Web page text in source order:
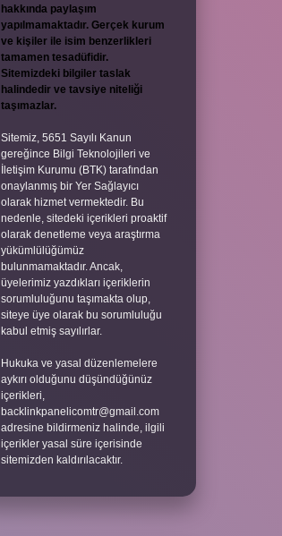
hakkında paylaşım
yapılmamaktadır. Gerçek kurum
ve kişiler ile isim benzerlikleri
tamamen tesadüfidir.
Sitemizdeki bilgiler taslak
halindedir ve tavsiye niteliği
taşımazlar.
Sitemiz, 5651 Sayılı Kanun
gereğince Bilgi Teknolojileri ve
İletişim Kurumu (BTK) tarafından
onaylanmış bir Yer Sağlayıcı
olarak hizmet vermektedir. Bu
nedenle, sitedeki içerikleri proaktif
olarak denetleme veya araştırma
yükümlülüğümüz
bulunmamaktadır. Ancak,
üyelerimiz yazdıkları içeriklerin
sorumluluğunu taşımakta olup,
siteye üye olarak bu sorumluluğu
kabul etmiş sayılırlar.
Hukuka ve yasal düzenlemelere
aykırı olduğunu düşündüğünüz
içerikleri,
backlinkpanelicomtr@gmail.com
adresine bildirmeniz halinde, ilgili
içerikler yasal süre içerisinde
sitemizden kaldırılacaktır.